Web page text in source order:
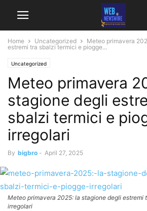
Home Uncategorized
Meteo primavera
estremi tra sbalzi termici e piogge...
Uncategorized
Meteo primavera
stagione degli
sbalzi termici e
irregolari
By bigbro - April 27, 2025
Meteo primavera 2025: la stagione degli estremi
irregolari